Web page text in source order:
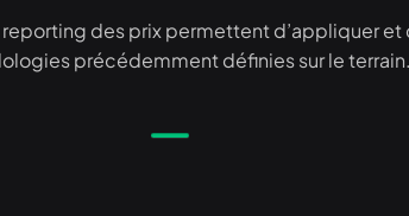
des prix permettent d’appliquer et
précédemment définies sur le terrain.